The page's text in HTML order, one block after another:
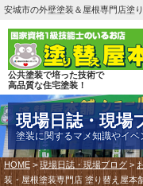
安城市の外壁塗装＆屋根専門店塗
公共塗装で培った技術で
高品質な住宅塗装！
現場日誌・現場
塗装に関するマメ知識やイ
HOME >現場日誌・現場ブログ >
装・屋根塗装専門店 塗り替え屋本